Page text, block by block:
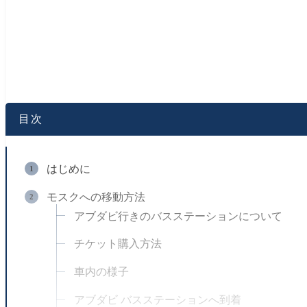
目次
はじめに
モスクへの移動方法
アブダビ行きのバスステーションについて
チケット購入方法
車内の様子
アブダビ バスステーションへ到着